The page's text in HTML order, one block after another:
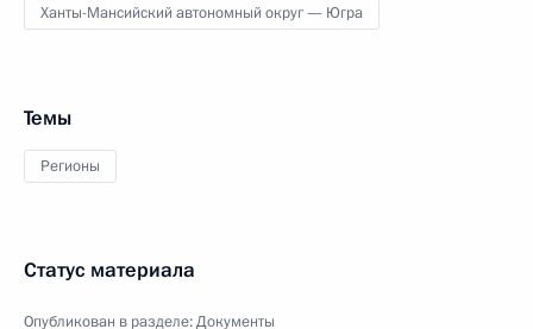
Ханты-Мансийский автономный округ — Югра
Темы
Регионы
Статус материала
Опубликован в разделе:Документы